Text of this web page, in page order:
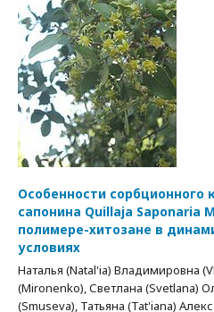
Особенности сорбционного
сапонина Quillaja Saponaria
полимере-хитозане в
условиях
Наталья (Natal'ia) Владимировна
(Mironenko), Светлана (Svetlana)
(Smuseva), Татьяна (Tat'iana)